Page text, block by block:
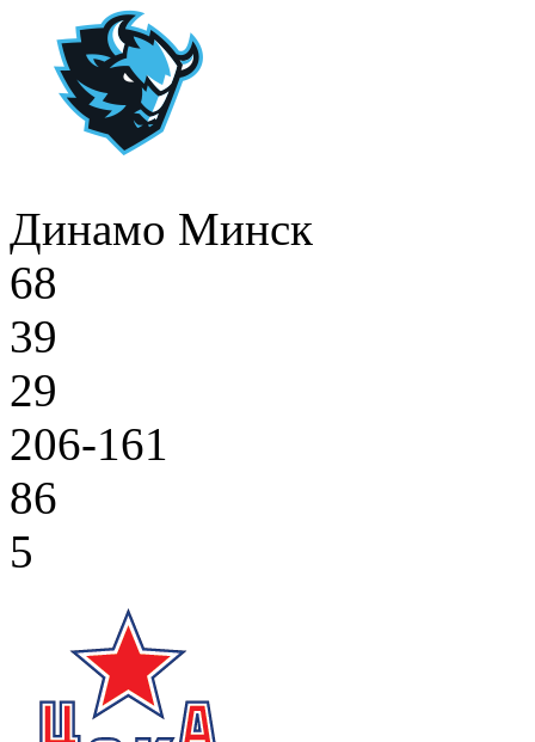
Динамо Минск
68
39
29
206-161
86
5